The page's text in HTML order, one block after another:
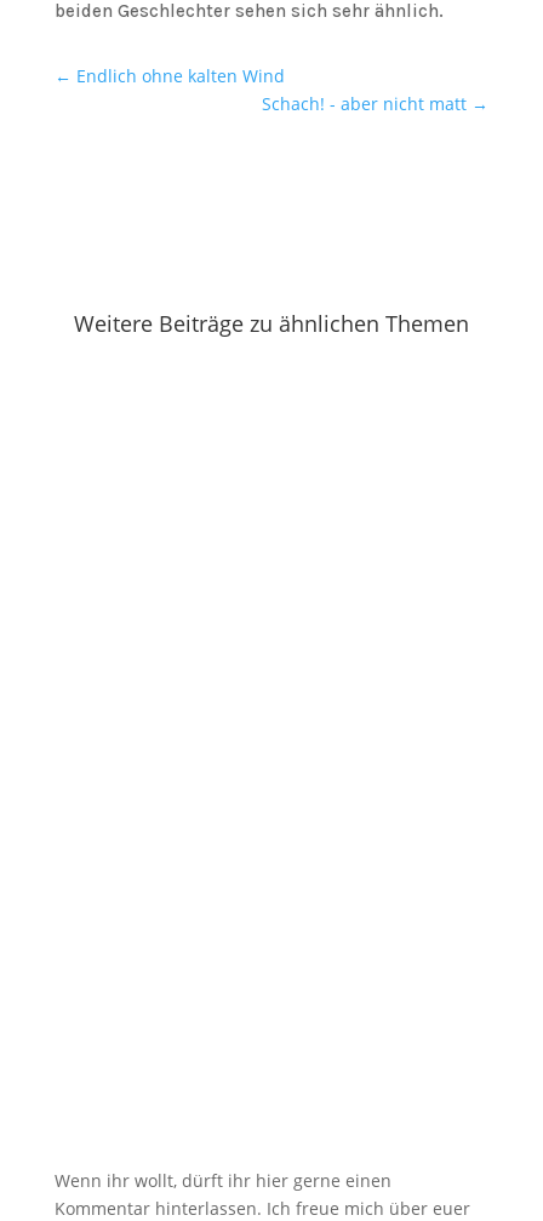
beiden Geschlechter sehen sich sehr ähnlich.
← Endlich ohne kalten Wind
Schach! - aber nicht matt →
Weitere Beiträge zu ähnlichen Themen
Wenn ihr wollt, dürft ihr hier gerne einen
Kommentar hinterlassen. Ich freue mich über euer